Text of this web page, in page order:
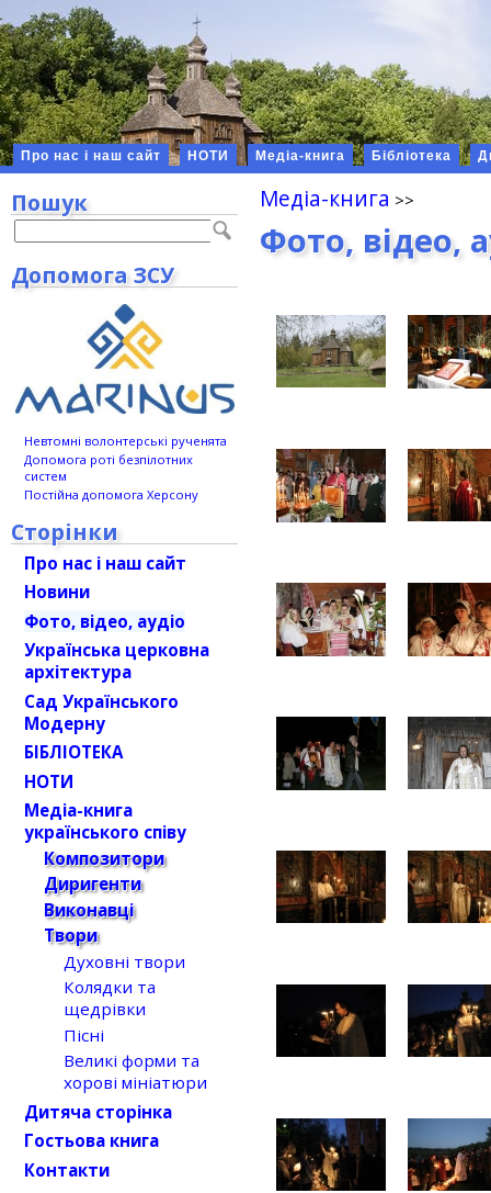
Про нас і наш сайт НОТИ Медіа-книга Бібліотека
Медіа-книга
Фото, відео,
Пошук
Допомога ЗСУ
Невтомні волонтерські рученята
Допомога роті безпілотних
систем
Постійна допомога Херсону
Сторінки
Про нас і наш сайт
Новини
Фото, відео, аудіо
Українська церковна
архітектура
Сад Українського
Модерну
БІБЛІОТЕКА
НОТИ
Медіа-книга
українського співу
Композитори
Диригенти
Виконавці
Твори
Духовні твори
Колядки та
щедрівки
Пісні
Великі форми та
хорові мініатюри
Дитяча сторінка
Гостьова книга
Контакти